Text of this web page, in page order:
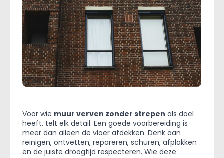
Voor wie muur verven zonder strepen als doel
heeft, telt elk detail. Een goede voorbereiding is
meer dan alleen de vloer afdekken. Denk aan
reinigen, ontvetten, repareren, schuren, afplakken
en de juiste droogtijd respecteren. Wie deze